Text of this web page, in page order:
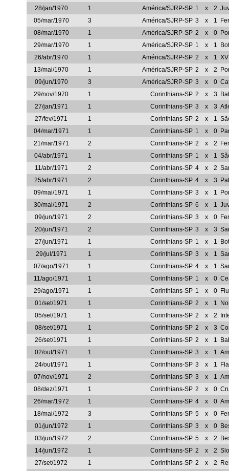
28/jan/1970
1 América/SJRP-SP 1 x 2
05/mar/1970
3 América/SJRP-SP 3 x 1
08/mar/1970
1 América/SJRP-SP 2 x 0
29/mar/1970
1 América/SJRP-SP 1 x 1
26/abr/1970
1 América/SJRP-SP 2 x 1
13/mai/1970
1 América/SJRP-SP 2 x 2
09/jun/1970
3 América/SJRP-SP 3 x 0
29/nov/1970
1 Corinthians-SP 2 x 3
27/jan/1971
1 Corinthians-SP 3 x 3
27/fev/1971
1 Corinthians-SP 2 x 1
04/mar/1971
1 Corinthians-SP 1 x 0
21/mar/1971
2 Corinthians-SP 2 x 2
04/abr/1971
1 Corinthians-SP 1 x 1
11/abr/1971
2 Corinthians-SP 4 x 2
25/abr/1971
2 Corinthians-SP 4 x 3
09/mai/1971
1 Corinthians-SP 3 x 1
30/mai/1971
2 Corinthians-SP 6 x 1
09/jun/1971
2 Corinthians-SP 3 x 0
20/jun/1971
2 Corinthians-SP 3 x 3
27/jun/1971
1 Corinthians-SP 1 x 1
29/jul/1971
1 Corinthians-SP 3 x 1
07/ago/1971
1 Corinthians-SP 4 x 1
11/ago/1971
1 Corinthians-SP 1 x 0
29/ago/1971
1 Corinthians-SP 1 x 0
01/set/1971
1 Corinthians-SP 2 x 1
05/set/1971
1 Corinthians-SP 2 x 2
08/set/1971
1 Corinthians-SP 2 x 3
26/set/1971
1 Corinthians-SP 2 x 1
02/out/1971
1 Corinthians-SP 3 x 1
24/out/1971
1 Corinthians-SP 3 x 1
07/nov/1971
2 Corinthians-SP 3 x 1
08/dez/1971
1 Corinthians-SP 2 x 0
26/mar/1972
1 Corinthians-SP 4 x 0
18/mai/1972
3 Corinthians-SP 5 x 0
01/jun/1972
1 Corinthians-SP 3 x 0
03/jun/1972
2 Corinthians-SP 5 x 2
14/jun/1972
1 Corinthians-SP 2 x 2
27/set/1972
1 Corinthians-SP 2 x 2